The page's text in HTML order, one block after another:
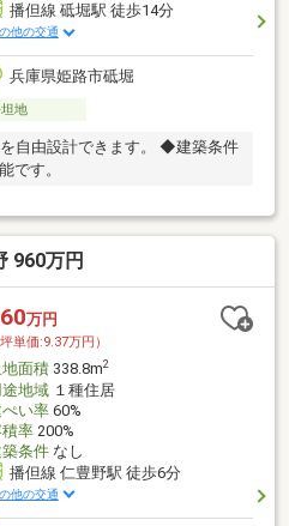
播但線 砥堀駅 徒歩14分
他の交通
兵庫県姫路市砥堀
地
計できます。 ◆建築条件
です。
960万円
万円
坪単価:9.37万円）
面積338.8m2
途地域１種住居
い率60%
率200%
条件なし
播但線 仁豊野駅 徒歩6分
他の交通